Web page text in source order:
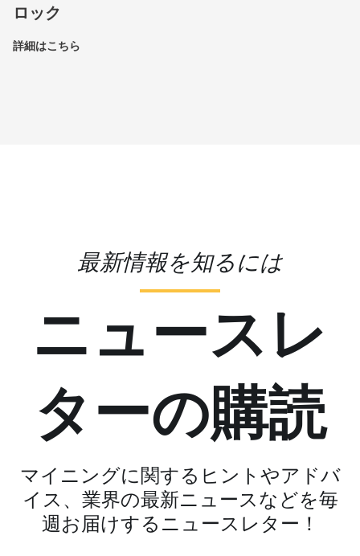
ロック
詳細はこちら
最新情報を知るには
ニュースレ
ターの購読
マイニングに関するヒントやアドバ
イス、業界の最新ニュースなどを毎
週お届けするニュースレター！